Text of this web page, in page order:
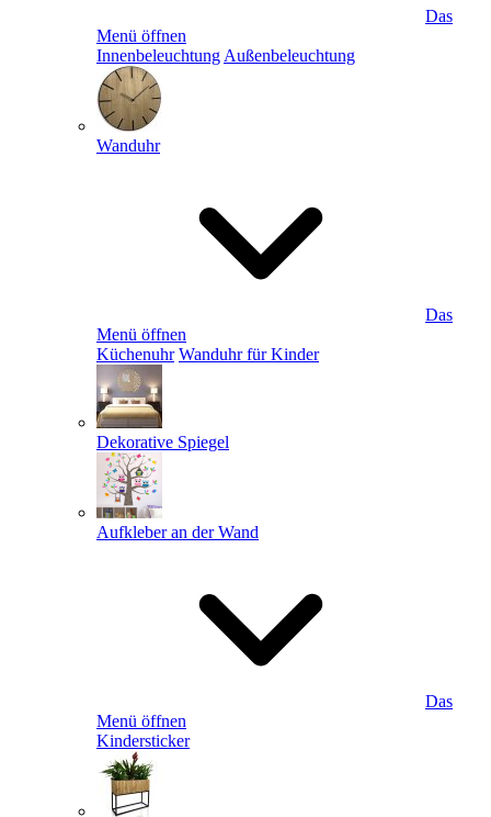
Das
Menü öffnen
Innenbeleuchtung Außenbeleuchtung
Wanduhr
Das
Menü öffnen
Küchenuhr Wanduhr für Kinder
Dekorative Spiegel
Aufkleber an der Wand
Das
Menü öffnen
Kindersticker